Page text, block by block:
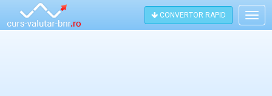
CONVERTOR RAPID